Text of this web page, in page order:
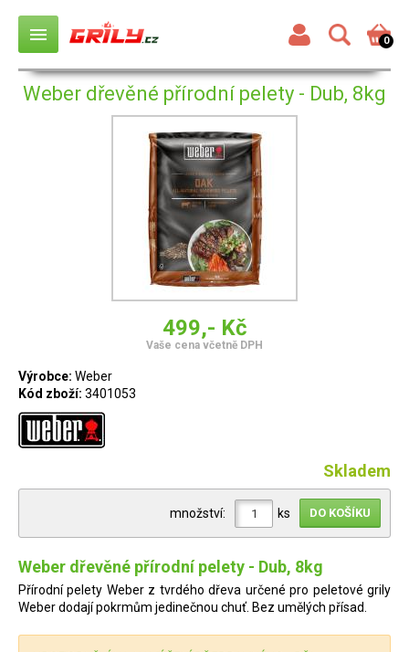
0
menu
Weber dřevěné přírodní pelety - Dub, 8kg
499,- Kč
Vaše cena včetně DPH
Výrobce: Weber
Kód zboží: 3401053
Skladem
množství: ks
Weber dřevěné přírodní pelety - Dub, 8kg
Přírodní pelety Weber z tvrdého dřeva určené pro peletové grily
Weber dodají pokrmům jedinečnou chuť. Bez umělých přísad.